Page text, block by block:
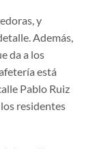
y
Además,
da a los
está
Pablo Ruiz
residentes